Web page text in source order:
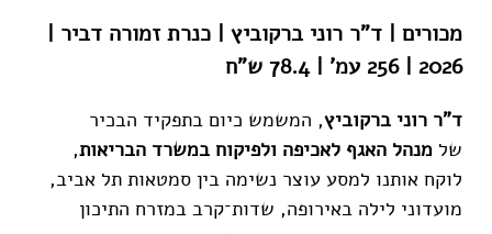
מכורים | ד"ר רוני ברקוביץ | כנרת זמורה דביר |
2026 | 256 עמ' | 78.4 ש"ח
ד"ר רוני ברקוביץ, המשמש כיום בתפקיד הבכיר
של מנהל האגף לאכיפה ולפיקוח במשרד הבריאות,
לוקח אותנו למסע עוצר נשימה בין סמטאות תל אביב,
מועדוני לילה באירופה, שדות־קרב במזרח התיכון